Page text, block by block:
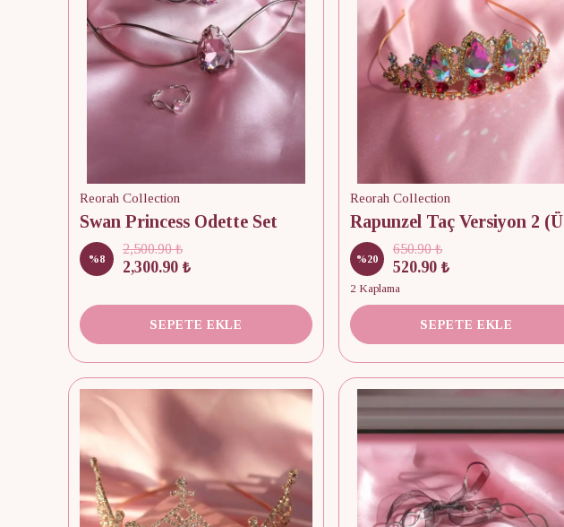
Reorah Collection
Swan Princess Odette Set
%8
2,500.90 ₺
2,300.90 ₺
SEPETE EKLE
Reorah Collection
%20
650.90 ₺
520.90 ₺
2 Kaplama
SEPETE EKLE